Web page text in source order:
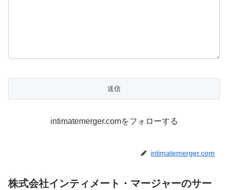
intimatemerger.comをフォローする
intimatemerger.com
株式会社インティメート・マージャーのサー